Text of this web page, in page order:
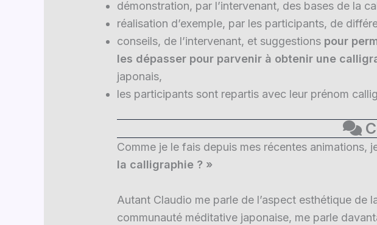
démonstration, par l’intervenant, des bases de la
réalisation d’exemple, par les participants, de
conseils, de l’intervenant, et suggestions pour
les dépasser pour parvenir à obtenir une
japonais,
les participants sont repartis avec leur prénom
Comme je le fais depuis mes récentes animations,
la calligraphie ? »
Autant Claudio me parle de l’aspect esthétique de
communauté méditative japonaise, me parle